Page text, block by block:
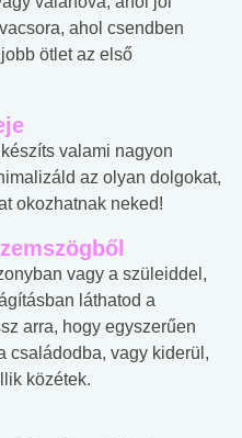
ahol csendben
ötlet az első
valami nagyon
az olyan dolgokat,
okozhatnak neked!
vagy a szüleiddel,
láthatod a
arra, hogy egyszerűen
családodba, vagy kiderül,
közétek.